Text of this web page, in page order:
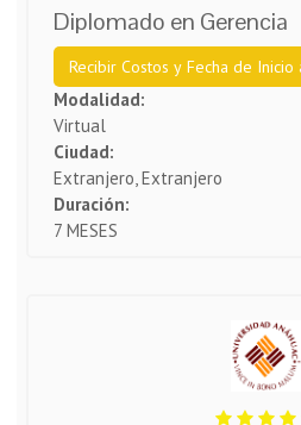
Diplomado en Gerencia
Recibir Costos y Fecha de Inicio
Modalidad:
Virtual
Ciudad:
Extranjero, Extranjero
Duración:
7 MESES